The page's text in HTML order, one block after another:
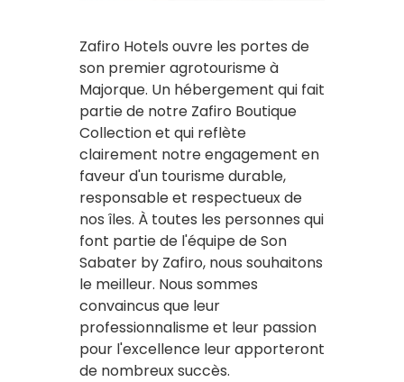
Zafiro Hotels ouvre les portes de
son premier agrotourisme à
Majorque. Un hébergement qui fait
partie de notre Zafiro Boutique
Collection et qui reflète
clairement notre engagement en
faveur d'un tourisme durable,
responsable et respectueux de
nos îles. À toutes les personnes qui
font partie de l'équipe de Son
Sabater by Zafiro, nous souhaitons
le meilleur. Nous sommes
convaincus que leur
professionnalisme et leur passion
pour l'excellence leur apporteront
de nombreux succès.